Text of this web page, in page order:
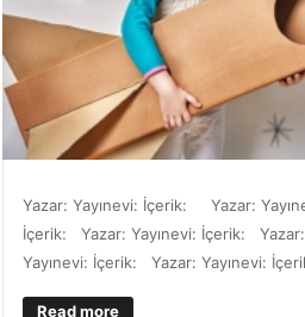
Yazar: Yayınevi: İçerik: Yazar:
İçerik: Yazar: Yayınevi: İçerik:
Yayınevi: İçerik: Yazar: Yayınevi:
Read more